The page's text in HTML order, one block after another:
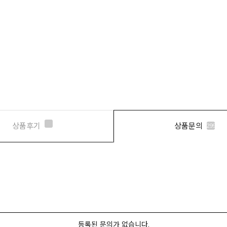
상품후기 상품문의 299
등록된 문의가 없습니다.